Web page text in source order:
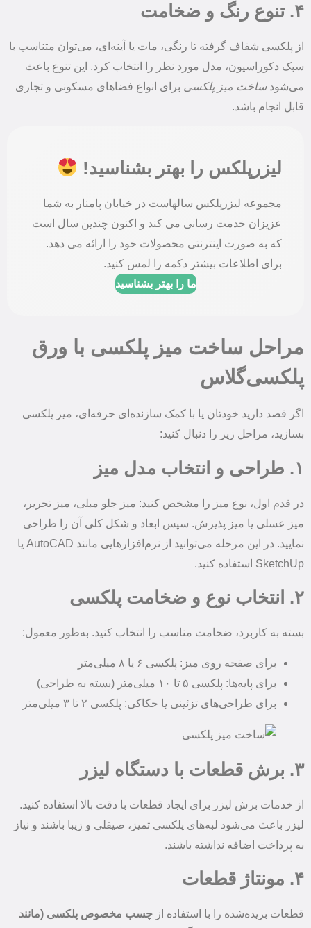
۴. تنوع رنگ و ضخامت
از پلکسی شفاف گرفته تا رنگی، مات یا آینه‌ای، می‌توان متناسب با
سبک دکوراسیون، مدل مورد نظر را انتخاب کرد. این تنوع باعث
می‌شودساخت میز پلکسی برای انواع فضاهای مسکونی و تجاری
قابل انجام باشد.
لیزرپلکس را بهتر بشناسید!
مجموعه لیزرپلکس سالهاست در خیابان پامنار به شما
عزیزان خدمت رسانی می کند و اکنون چندین سال است
که به صورت اینترنتی محصولات خود را ارائه می دهد.
برای اطلاعات بیشتر دکمه را لمس کنید.
ما را بهتر بشناسید
مراحل ساخت میز پلکسی با ورق
پلکسی‌گلاس
اگر قصد دارید خودتان یا با کمک سازنده‌ای حرفه‌ای، میز پلکسی
بسازید، مراحل زیر را دنبال کنید:
۱. طراحی و انتخاب مدل میز
در قدم اول، نوع میز را مشخص کنید: میز جلو مبلی، میز تحریر،
میز عسلی یا میز پذیرش. سپس ابعاد و شکل کلی آن را طراحی
نمایید. در این مرحله می‌توانید از نرم‌افزارهایی مانند AutoCAD یا
SketchUp استفاده کنید.
۲. انتخاب نوع و ضخامت پلکسی
بسته به کاربرد، ضخامت مناسب را انتخاب کنید. به‌طور معمول:
برای صفحه روی میز: پلکسی ۶ یا ۸ میلی‌متر
برای پایه‌ها: پلکسی ۵ تا ۱۰ میلی‌متر (بسته به طراحی)
برای طراحی‌های تزئینی یا حکاکی: پلکسی ۲ تا ۳ میلی‌متر
۳. برش قطعات با دستگاه لیزر
از خدمات برش لیزر برای ایجاد قطعات با دقت بالا استفاده کنید.
لیزر باعث می‌شود لبه‌های پلکسی تمیز، صیقلی و زیبا باشند و نیاز
به پرداخت اضافه نداشته باشند.
۴. مونتاژ قطعات
قطعات بریده‌شده را با استفاده از چسب مخصوص پلکسی (مانند